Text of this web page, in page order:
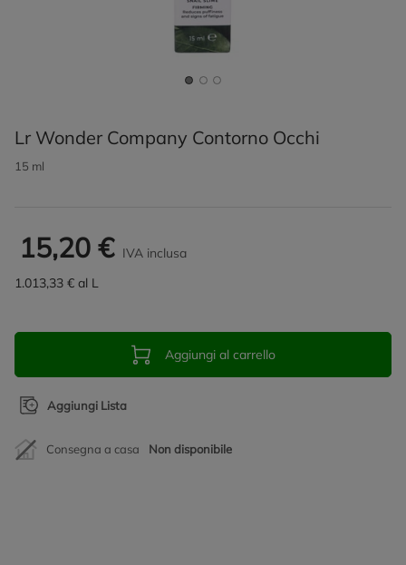
Lr Wonder Company Contorno Occhi
15 ml
15,20 € IVA inclusa
1.013,33 € al L
Aggiungi al carrello
Aggiungi Lista
Consegna a casa Non disponibile